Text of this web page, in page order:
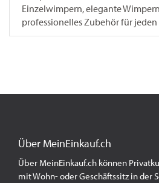
Einzelwimpern, elegante
professionelles Zubehör für jeden
Über MeinEinkauf.ch
Über MeinEinkauf.ch können
mit Wohn- oder Geschäftssitz in der